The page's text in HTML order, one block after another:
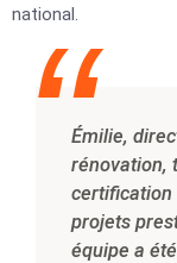
national.
Émilie,
rénovation,
certification
projets
équipe a